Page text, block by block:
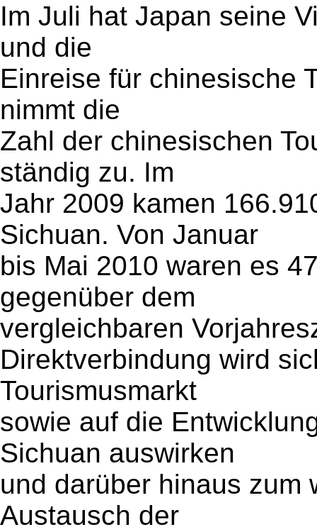
Im Juli hat Japan seine
und die
Einreise für chinesische
nimmt die
Zahl der chinesischen
ständig zu. Im
Jahr 2009 kamen
Sichuan. Von Januar
bis Mai 2010 waren es
gegenüber dem
vergleichbaren
Direktverbindung wird
Tourismusmarkt
sowie auf die
Sichuan auswirken
und darüber hinaus zum
Austausch der